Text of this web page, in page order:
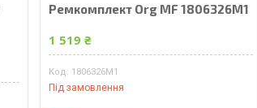
Ремкомплект Org MF 1806326M1
1 519 ₴
1806326M1
Під замовлення